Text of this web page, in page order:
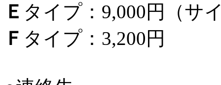
Ｅ タイプ：9,000円（サ
Ｆ タイプ：3,200円